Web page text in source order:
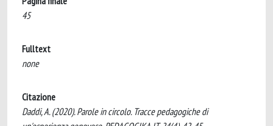
45
Fulltext
none
Citazione
Daddi, A. (2020). Parole in circolo. Tracce pedagogiche di